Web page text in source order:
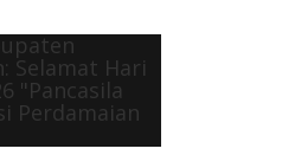
Selamat Hari
"Pancasila
Perdamaian